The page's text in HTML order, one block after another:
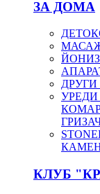
ЗА ДОМА
ДРУГИ
УРЕДИ
КЛУБ